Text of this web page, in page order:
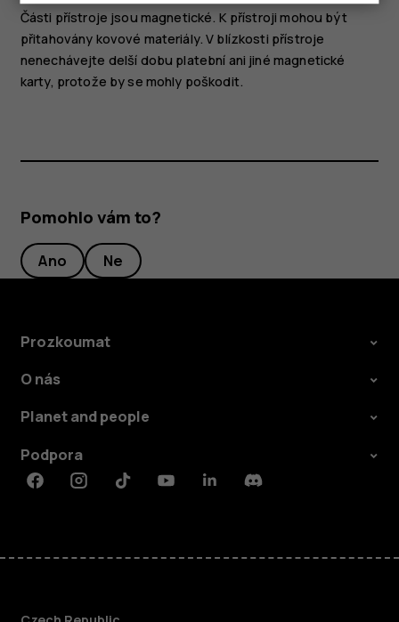
Části přístroje jsou magnetické. K přístroji mohou být
přitahovány kovové materiály. V blízkosti přístroje
nenechávejte delší dobu platební ani jiné magnetické
karty, protože by se mohly poškodit.
Pomohlo vám to?
Ano Ne
Prozkoumat
O nás
Planet and people
Podpora
FacebookInstagramTiktokYoutubeLinkedinDiscord